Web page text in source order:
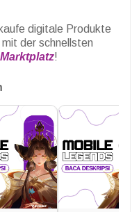
digitale Produkte
der schnellsten
!